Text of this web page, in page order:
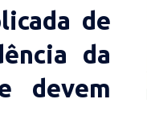
de
da
devem